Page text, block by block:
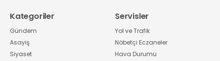
Kategoriler
Gündem
Asayiş
Siyaset
Servisler
Yol ve Trafik
Nöbetçi Eczaneler
Hava Durumu